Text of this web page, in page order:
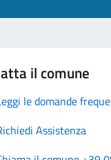
il comune
le domande
Assistenza